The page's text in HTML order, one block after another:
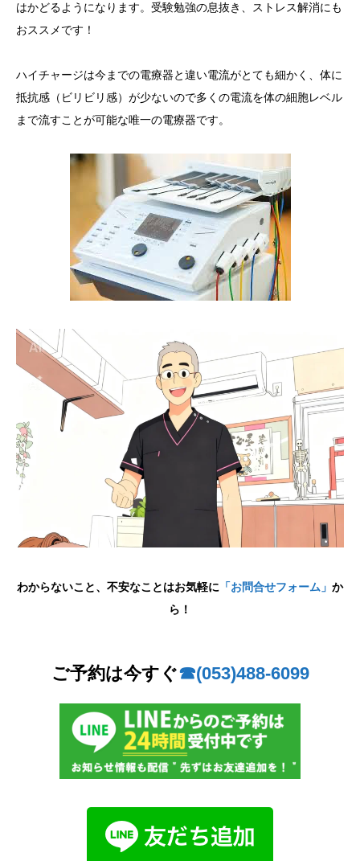
はかどるようになります。受験勉強の息抜き、ストレス解消にも
おススメです！
ハイチャージは今までの電療器と違い電流がとても細かく、体に
抵抗感（ビリビリ感）が少ないので多くの電流を体の細胞レベル
まで流すことが可能な唯一の電療器です。
わからないこと、不安なことはお気軽に 「お問合せフォーム」 か
ら！
ご予約は今すぐ☎︎(053)488-6099